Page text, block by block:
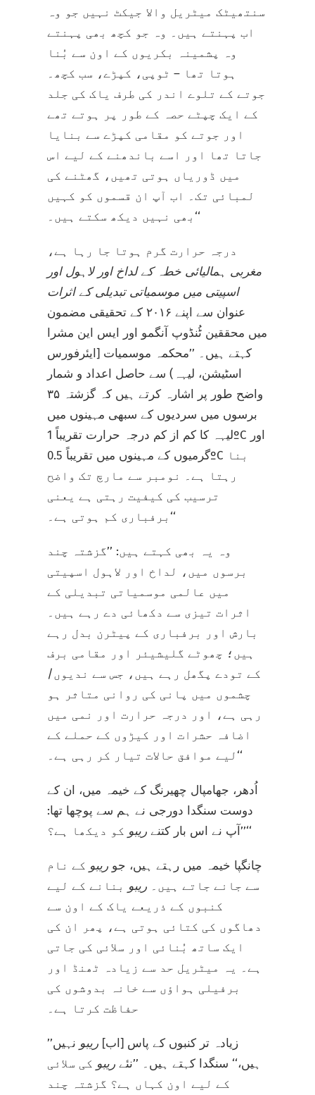
سنتھیٹک میٹریل والا جیکٹ نہیں جو وہ
اب پہنتے ہیں۔ وہ جو کچھ بھی پہنتے
وہ پشمینہ بکریوں کے اون سے بُنا
ہوتا تھا – ٹوپی، کپڑے، سب کچھ۔
جوتے کے تلوے اندر کی طرف یاک کی جلد
کے ایک چپٹے حصہ کے طور پر ہوتے تھے
اور جوتے کو مقامی کپڑے سے بنایا
جاتا تھا اور اسے باندھنے کے لیے اس
میں ڈوریاں ہوتی تھیں، گھٹنے کی
لمبائی تک۔ اب آپ ان قسموں کو کہیں
بھی نہیں دیکھ سکتے ہیں۔‘‘
درجہ حرارت گرم ہوتا جا رہا ہے،
مغربی ہمالیائی خطہ کے لداخ اور لاہول اور
اسپیتی میں موسمیاتی تبدیلی کے اثرات
عنوان سے اپنے ۲۰۱۶ کے تحقیقی مضمون
میں محققین ٹُنڈوپ آنگمو اور ایس این مشرا
کہتے ہیں۔ ’’محکمہ موسمیات [ایئرفورس
اسٹیشن، لیہہ) سے حاصل اعداد و شمار
واضح طور پر اشارہ کرتے ہیں کہ گزشتہ ۳۵
برسوں میں سردیوں کے سبھی مہینوں میں
لیہہ کا کم از کم درجہ حرارت تقریباً 1ºC اور
گرمیوں کے مہینوں میں تقریباً 0.5ºC بنا
رہتا ہے۔ نومبر سے مارچ تک واضح
ترسیب کی کیفیت رہتی ہے یعنی
برفباری کم ہوتی ہے۔‘‘
وہ یہ بھی کہتے ہیں: ’’گزشتہ چند
برسوں میں، لداخ اور لاہول اسپیتی
میں عالمی موسمیاتی تبدیلی کے
اثرات تیزی سے دکھائی دے رہے ہیں۔
بارش اور برفباری کے پیٹرن بدل رہے
ہیں؛ چھوٹے گلیشیئر اور مقامی برف
کے تودے پگھل رہے ہیں، جس سے ندیوں/
چشموں میں پانی کی روانی متاثر ہو
رہی ہے، اور درجہ حرارت اور نمی میں
اضافہ حشرات اور کیڑوں کے حملے کے
لیے موافق حالات تیار کر رہی ہے۔‘‘
اُدھر، جھامپال چھیرنگ کے خیمہ میں، ان کے
دوست سنگدا دورجی نے ہم سے پوچھا تھا:
’’آپ نے اس بار کتنے ریبو کو دیکھا ہے؟‘‘
چانگپا خیمہ میں رہتے ہیں، جو ریبو کے نام
سے جانے جاتے ہیں۔ ریبو بنانے کے لیے
کنبوں کے ذریعے یاک کے اون سے
دھاگوں کی کتائی ہوتی ہے، پھر ان کی
ایک ساتھ بُنائی اور سلائی کی جاتی
ہے۔ یہ میٹریل حد سے زیادہ ٹھنڈ اور
برفیلی ہواؤں سے خانہ بدوشوں کی
حفاظت کرتا ہے۔
’’زیادہ تر کنبوں کے پاس [اب] ریبو نہیں
ہیں،‘‘ سنگدا کہتے ہیں۔ ’’نئے ریبو کی سلائی
کے لیے اون کہاں ہے؟ گزشتہ چند